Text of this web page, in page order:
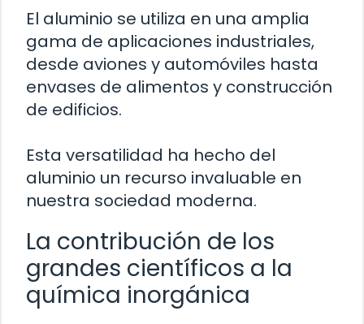
El aluminio se utiliza en una amplia
gama de aplicaciones industriales,
desde aviones y automóviles hasta
envases de alimentos y construcción
de edificios.
Esta versatilidad ha hecho del
aluminio un recurso invaluable en
nuestra sociedad moderna.
La contribución de los
grandes científicos a la
química inorgánica